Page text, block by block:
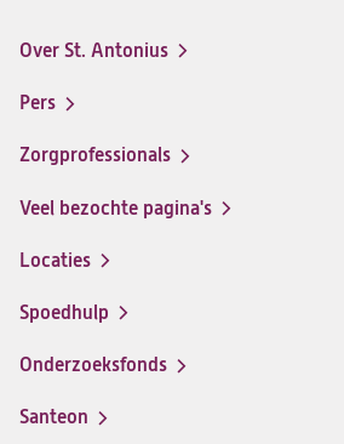
een
ziekenhuis
op
een
op
een
op
menu
Over St. Antonius
Pers
Zorgprofessionals
Veel bezochte pagina's
Locaties
Spoedhulp
Onderzoeksfonds
Santeon
(opent